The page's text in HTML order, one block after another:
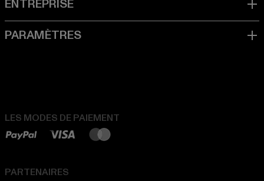
LES MODES DE PAIEMENT
PARTENAIRES